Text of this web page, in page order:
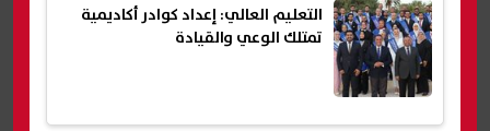
التعليم العالي: إعداد كوادر أكاديمية
تمتلك الوعي والقيادة